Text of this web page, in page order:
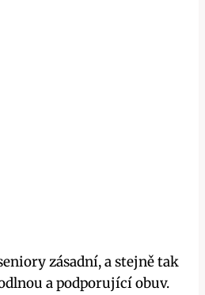
zásadní, a stejně tak
a podporující obuv.